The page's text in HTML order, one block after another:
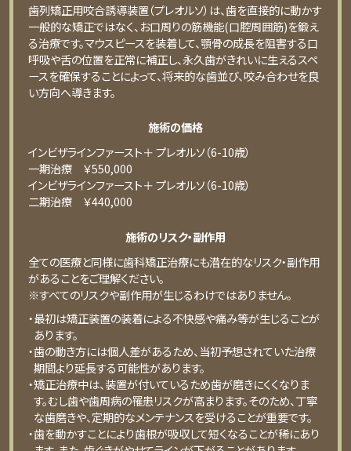
歯列矯正用咬合誘導装置（プレオルソ）は、歯を直接的に動かす
一般的な矯正ではなく、お口周りの筋機能(口腔周囲筋)を鍛え
る治療です。マウスピースを装着して、顎骨の成長を阻害する口
呼吸や舌の位置を正常に補正し、永久歯がきれいに生えるスペ
ースを確保することによって、将来的な歯並び、咬み合わせを良
い方向へ導きます。
施術の価格
インビザラインファースト＋ プレオルソ（6-10歳）
⼀期治療 ￥550,000
インビザラインファースト＋ プレオルソ（6-10歳）
⼆期治療 ￥440,000
施術のリスク・副作用
全ての医療と同様に歯科矯正治療にも潜在的なリスク・副作用
があることをご理解ください。
※すべてのリスクや副作用が生じるわけではありません。
・最初は矯正装置の装着による不快感や痛み等が⽣じることが
あります。
・⻭の動き⽅には個⼈差があるため、当初予想されていた治療
期間より延⻑する可能性があります。
・矯正治療中は、装置が付いているため⻭が磨きにくくなりま
す。むし⻭や⻭周病の罹患リスクが⾼まります。そのため、丁寧
な⻭磨きや、定期的なメンテナンスを受けることが重要です。
・⻭を動かすことにより⻭根が吸収して短くなることが稀にあり